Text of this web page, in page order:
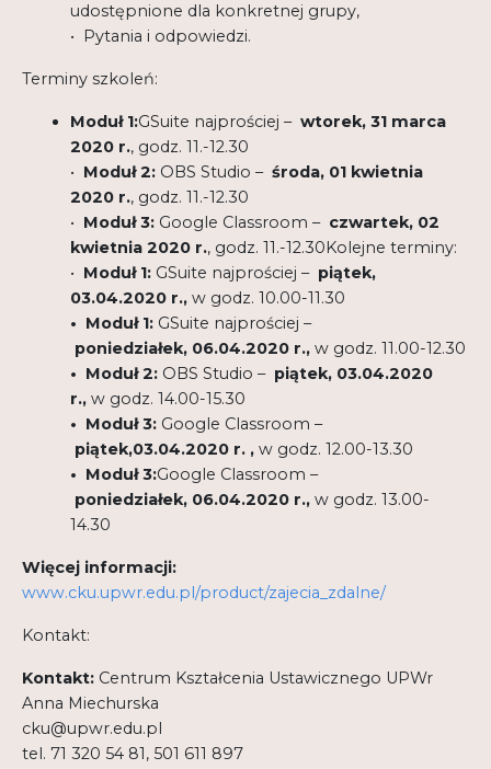
udostępnione dla konkretnej grupy,
• Pytania i odpowiedzi.
Terminy szkoleń:
Moduł 1:GSuite najprościej – wtorek, 31 marca
2020 r., godz. 11.-12.30
• Moduł 2:OBS Studio – środa, 01 kwietnia
2020 r., godz. 11.-12.30
• Moduł 3:Google Classroom – czwartek, 02
kwietnia 2020 r., godz. 11.-12.30Kolejne terminy:
• Moduł 1:GSuite najprościej – piątek,
03.04.2020 r., w godz. 10.00-11.30
• Moduł 1: GSuite najprościej –
poniedziałek, 06.04.2020 r., w godz. 11.00-12.30
• Moduł 2: OBS Studio – piątek, 03.04.2020
r., w godz. 14.00-15.30
• Moduł 3: Google Classroom –
piątek,03.04.2020 r. , w godz. 12.00-13.30
• Moduł 3:Google Classroom –
poniedziałek, 06.04.2020 r., w godz. 13.00-
14.30
Więcej informacji:
www.cku.upwr.edu.pl/product/zajecia_zdalne/
Kontakt:
Kontakt: Centrum Kształcenia Ustawicznego UPWr
Anna Miechurska
cku@upwr.edu.pl
tel. 71 320 54 81, 501 611 897